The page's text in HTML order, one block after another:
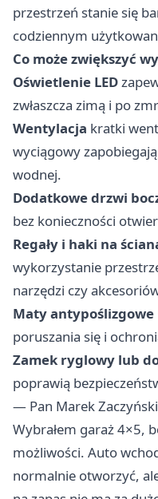
przestrzeń stanie się
codziennym
Co może zwiększyć
Oświetlenie LED
zwłaszcza zimą i po
Wentylacja kratki
wyciągowy
wodnej.
Dodatkowe drzwi
bez konieczności
Regały i haki na
wykorzystanie
narzędzi czy
Maty antypoślizgowe
poruszania się i
Zamek ryglowy lub
poprawią
— Pan Marek
Wybrałem garaż 4×5,
możliwości. Auto
normalnie otworzyć,